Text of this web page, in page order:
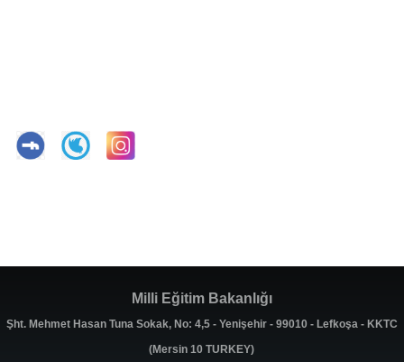
Milli Eğitim Bakanlığı
Şht. Mehmet Hasan Tuna Sokak, No: 4,5 - Yenişehir - 99010 - Lefkoşa - KKTC
(Mersin 10 TURKEY)